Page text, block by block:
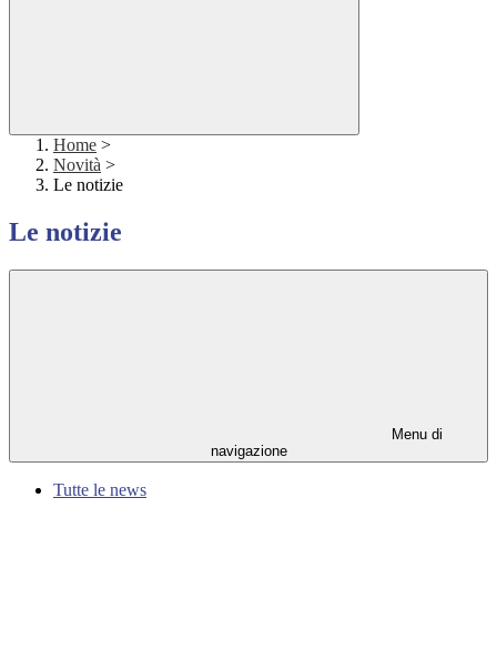
Home >
Novità >
Le notizie
Le notizie
Menu di
navigazione
Tutte le news